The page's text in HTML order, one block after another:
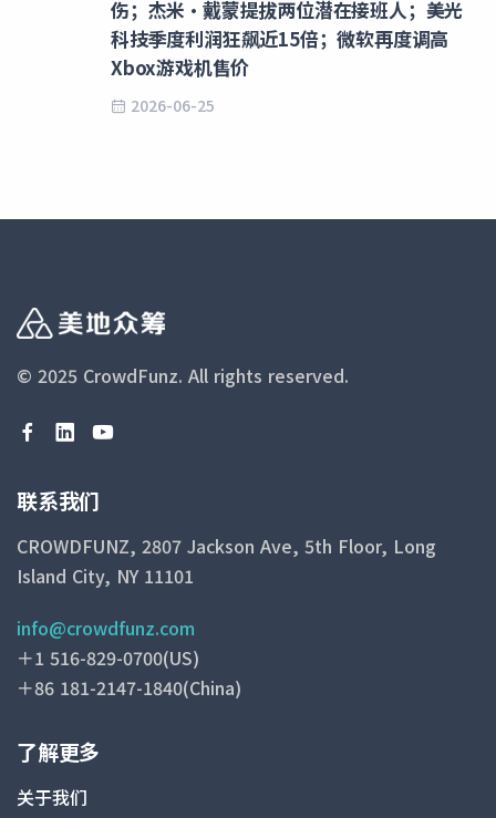
伤；杰米·戴蒙提拔两位潜在接班人；美光
科技季度利润狂飙近15倍；微软再度调高
Xbox游戏机售价
2026-06-25
© 2025 CrowdFunz. All rights reserved.
联系我们
CROWDFUNZ, 2807 Jackson Ave, 5th Floor, Long
Island City, NY 11101
info@crowdfunz.com
＋1 516-829-0700(US)
＋86 181-2147-1840(China)
了解更多
关于我们